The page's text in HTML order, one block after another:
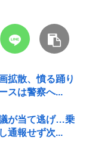
拡散、憤る踊り
スは警察へ...
が当て逃げ…乗
通報せず次...